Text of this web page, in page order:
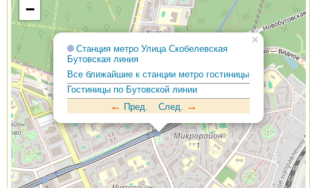
Станция метро Улица Скобелевская
Бутовская линия
Все ближайшие к станции метро гостиницы
Гостиницы по Бутовской линии
← Пред. След. →
×
−